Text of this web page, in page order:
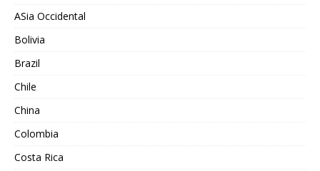
ASia Occidental
Bolivia
Brazil
Chile
China
Colombia
Costa Rica